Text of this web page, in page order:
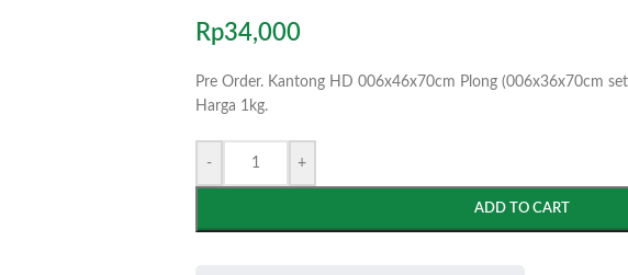
Rp34,000
Pre Order. Kantong HD 006x46x70cm Plong (006x36x70cm
Harga 1kg.
- +
ADD TO CART